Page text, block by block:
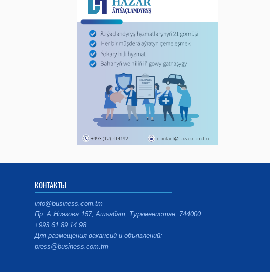
КОНТАКТЫ
info@business.com.tm
Пр. А.Ниязова 157, Ашгабат, Туркменистан, 744000
+993 61 89 14 98
Для размещения вакансий и объявлений:
press@business.com.tm